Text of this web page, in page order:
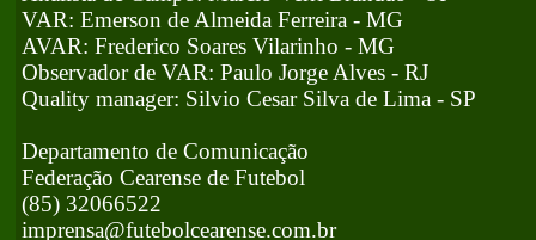
VAR: Emerson de Almeida Ferreira - MG
AVAR: Frederico Soares Vilarinho - MG
Observador de VAR: Paulo Jorge Alves - RJ
Quality manager: Silvio Cesar Silva de Lima - SP
Departamento de Comunicação
Federação Cearense de Futebol
(85) 32066522
imprensa@futebolcearense.com.br